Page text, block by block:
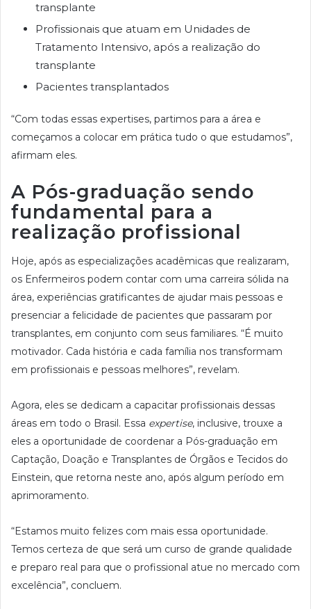
transplante
Profissionais que atuam em Unidades de
Tratamento Intensivo, após a realização do
transplante
Pacientes transplantados
“Com todas essas expertises, partimos para a área e
começamos a colocar em prática tudo o que estudamos”,
afirmam eles.
A Pós-graduação sendo
fundamental para a
realização profissional
Hoje, após as especializações acadêmicas que realizaram,
os Enfermeiros podem contar com uma carreira sólida na
área, experiências gratificantes de ajudar mais pessoas e
presenciar a felicidade de pacientes que passaram por
transplantes, em conjunto com seus familiares. “É muito
motivador. Cada história e cada família nos transformam
em profissionais e pessoas melhores”, revelam.
Agora, eles se dedicam a capacitar profissionais dessas
áreas em todo o Brasil. Essa expertise, inclusive, trouxe a
eles a oportunidade de coordenar a Pós-graduação em
Captação, Doação e Transplantes de Órgãos e Tecidos do
Einstein, que retorna neste ano, após algum período em
aprimoramento.
“Estamos muito felizes com mais essa oportunidade.
Temos certeza de que será um curso de grande qualidade
e preparo real para que o profissional atue no mercado com
excelência”, concluem.